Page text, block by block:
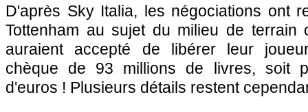
D'après Sky Italia, les négociations ont
Tottenham au sujet du milieu de terrain
auraient accepté de libérer leur
chèque de 93 millions de livres, soit
d'euros ! Plusieurs détails restent